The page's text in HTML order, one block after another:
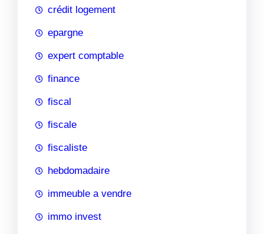
crédit logement
epargne
expert comptable
finance
fiscal
fiscale
fiscaliste
hebdomadaire
immeuble a vendre
immo invest